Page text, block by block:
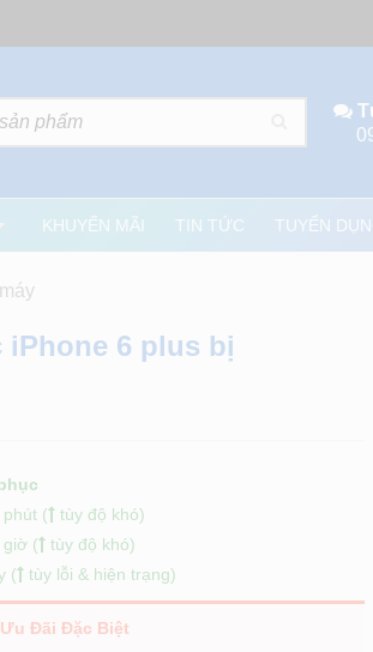
KHUYẾN MÃI TIN TỨC TUYỂN
iPhone 6 plus bị
phút (
tùy độ khó)
giờ (
tùy độ khó)
(
tùy lỗi & hiện trạng)
Đãi Đặc Biệt